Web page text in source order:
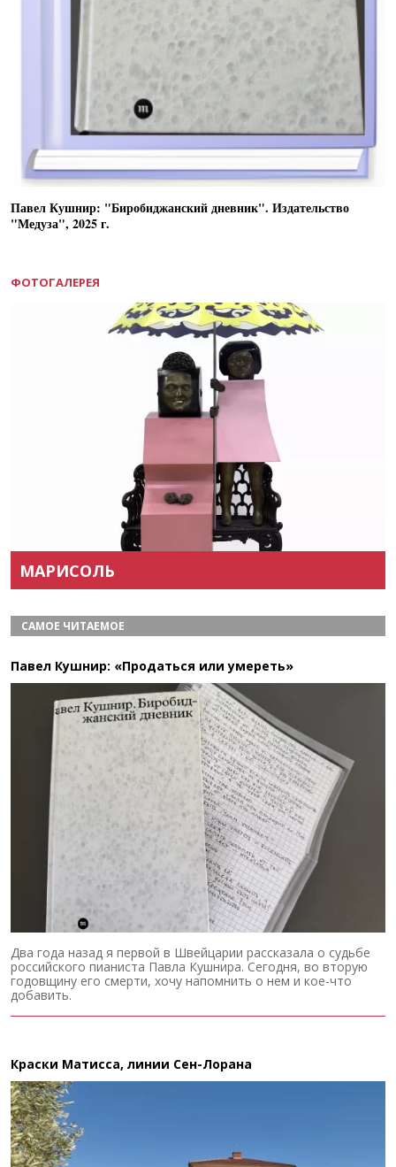
Павел Кушнир: "Биробиджанский дневник". Издательство
"Медуза", 2025 г.
ФОТОГАЛЕРЕЯ
МАРИСОЛЬ
САМОЕ ЧИТАЕМОЕ
Павел Кушнир: «Продаться или умереть»
Два года назад я первой в Швейцарии рассказала о судьбе
российского пианиста Павла Кушнира. Сегодня, во вторую
годовщину его смерти, хочу напомнить о нем и кое-что
добавить.
Краски Матисса, линии Сен-Лорана